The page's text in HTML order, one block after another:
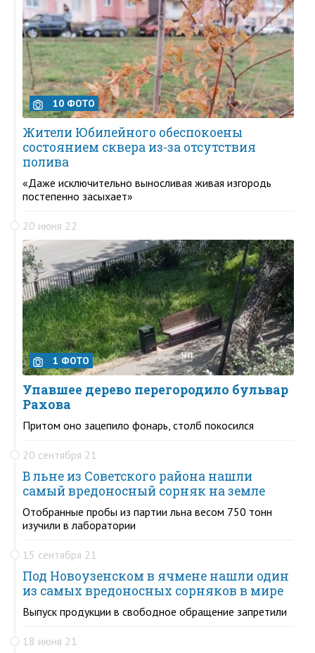
10 ФОТО
Жители Юбилейного обеспокоены
состоянием сквера из-за отсутствия
полива
«Даже исключительно выносливая живая изгородь
постепенно засыхает»
20 июня 22
1 ФОТО
Упавшее дерево перегородило бульвар
Рахова
Притом оно зацепило фонарь, столб покосился
20 сентября 21
В льне из Советского района нашли
самый вредоносный сорняк на земле
Отобранные пробы из партии льна весом 750 тонн
изучили в лаборатории
15 сентября 21
Под Новоузенском в ячмене нашли один
из самых вредоносных сорняков в мире
Выпуск продукции в свободное обращение запретили
18 июня 21